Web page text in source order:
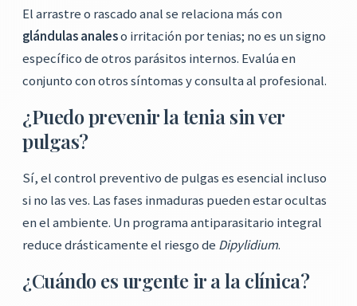
El arrastre o rascado anal se relaciona más con
glándulas analeso irritación por tenias; no es un signo
específico de otros parásitos internos. Evalúa en
conjunto con otros síntomas y consulta al profesional.
¿Puedo prevenir la tenia sin ver
pulgas?
Sí, el control preventivo de pulgas es esencial incluso
si no las ves. Las fases inmaduras pueden estar ocultas
en el ambiente. Un programa antiparasitario integral
reduce drásticamente el riesgo de Dipylidium.
¿Cuándo es urgente ir a la clínica?